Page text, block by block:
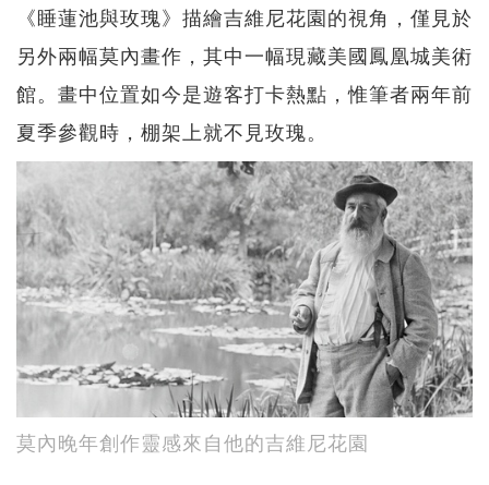
《睡蓮池與玫瑰》描繪吉維尼花園的視角，僅見於
另外兩幅莫內畫作，其中一幅現藏美國鳳凰城美術
館。畫中位置如今是遊客打卡熱點，惟筆者兩年前
夏季參觀時，棚架上就不見玫瑰。
莫內晚年創作靈感來自他的吉維尼花園